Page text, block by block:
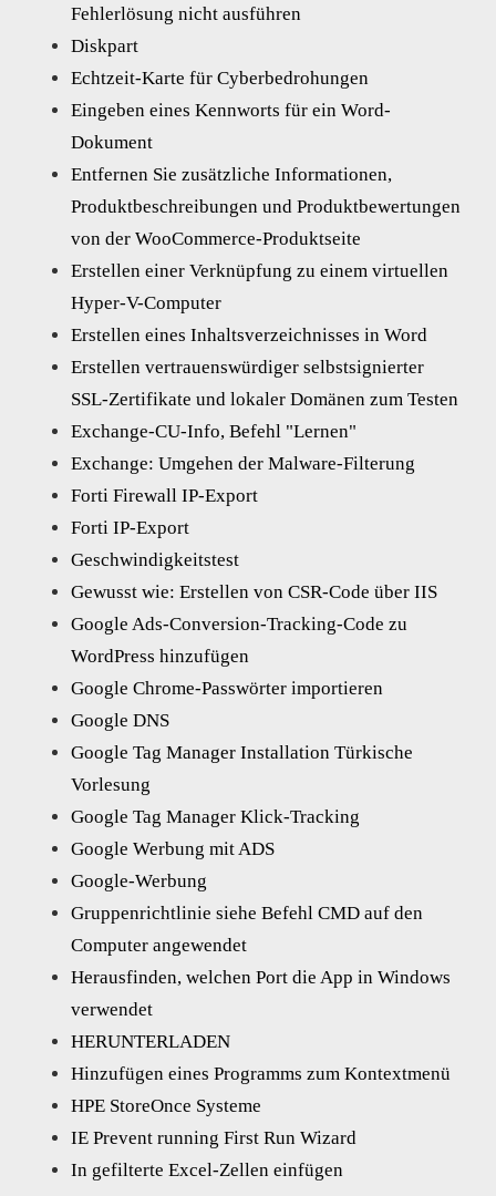
Fehlerlösung nicht ausführen
Diskpart
Echtzeit-Karte für Cyberbedrohungen
Eingeben eines Kennworts für ein Word-
Dokument
Entfernen Sie zusätzliche Informationen,
Produktbeschreibungen und Produktbewertungen
von der WooCommerce-Produktseite
Erstellen einer Verknüpfung zu einem virtuellen
Hyper-V-Computer
Erstellen eines Inhaltsverzeichnisses in Word
Erstellen vertrauenswürdiger selbstsignierter
SSL-Zertifikate und lokaler Domänen zum Testen
Exchange-CU-Info, Befehl "Lernen"
Exchange: Umgehen der Malware-Filterung
Forti Firewall IP-Export
Forti IP-Export
Geschwindigkeitstest
Gewusst wie: Erstellen von CSR-Code über IIS
Google Ads-Conversion-Tracking-Code zu
WordPress hinzufügen
Google Chrome-Passwörter importieren
Google DNS
Google Tag Manager Installation Türkische
Vorlesung
Google Tag Manager Klick-Tracking
Google Werbung mit ADS
Google-Werbung
Gruppenrichtlinie siehe Befehl CMD auf den
Computer angewendet
Herausfinden, welchen Port die App in Windows
verwendet
HERUNTERLADEN
Hinzufügen eines Programms zum Kontextmenü
HPE StoreOnce Systeme
IE Prevent running First Run Wizard
In gefilterte Excel-Zellen einfügen